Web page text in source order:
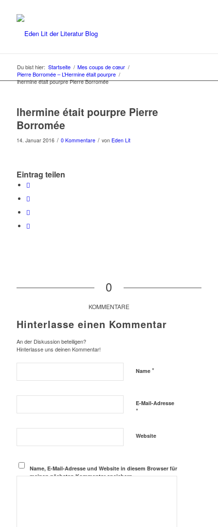
Du bist hier: Startseite / Mes coups de cœur /
Pierre Borromée – L’Hermine était pourpre /
lhermine était pourpre Pierre Borromée
lhermine était pourpre Pierre
Borromée
14. Januar 2016 / 0 Kommentare / von Eden Lit
Eintrag teilen
0
KOMMENTARE
Hinterlasse einen Kommentar
An der Diskussion beteiligen?
Hinterlasse uns deinen Kommentar!
Name *
E-Mail-Adresse
*
Website
Name, E-Mail-Adresse und Website in diesem Browser für
meinen nächsten Kommentar speichern.